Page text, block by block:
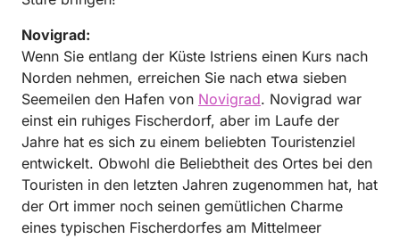
Novigrad:
Wenn Sie entlang der Küste Istriens einen Kurs nach
Norden nehmen, erreichen Sie nach etwa sieben
Seemeilen den Hafen von Novigrad. Novigrad war
einst ein ruhiges Fischerdorf, aber im Laufe der
Jahre hat es sich zu einem beliebten Touristenziel
entwickelt. Obwohl die Beliebtheit des Ortes bei den
Touristen in den letzten Jahren zugenommen hat, hat
der Ort immer noch seinen gemütlichen Charme
eines typischen Fischerdorfes am Mittelmeer